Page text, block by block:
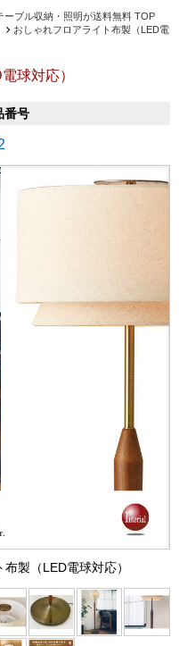
ブル収納・照明が送料無料 TOP
おしゃれフロアライト布製（LED電
球対応）
番号
製（LED電球対応）